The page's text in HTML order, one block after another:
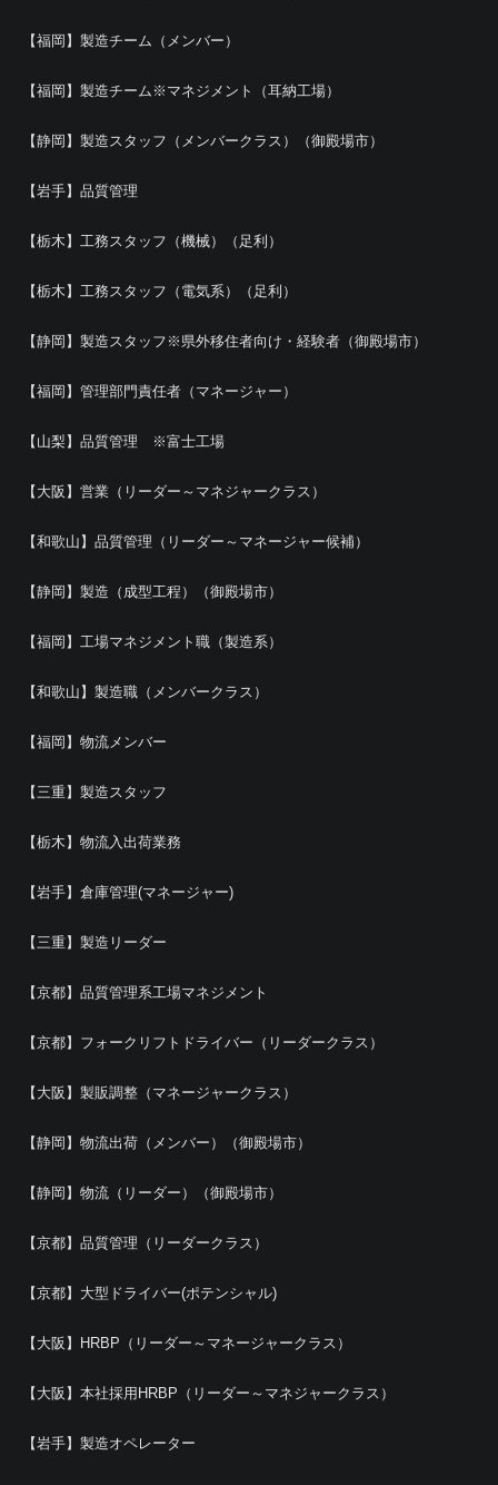
【福岡】製造チーム（メンバー）
【福岡】製造チーム※マネジメント（耳納工場）
【静岡】製造スタッフ（メンバークラス）（御殿場市）
【岩手】品質管理
【栃木】工務スタッフ（機械）（足利）
【栃木】工務スタッフ（電気系）（足利）
【静岡】製造スタッフ※県外移住者向け・経験者（御殿場市）
【福岡】管理部門責任者（マネージャー）
【山梨】品質管理 ※富士工場
【大阪】営業（リーダー～マネジャークラス）
【和歌山】品質管理（リーダー～マネージャー候補）
【静岡】製造（成型工程）（御殿場市）
【福岡】工場マネジメント職（製造系）
【和歌山】製造職（メンバークラス）
【福岡】物流メンバー
【三重】製造スタッフ
【栃木】物流入出荷業務
【岩手】倉庫管理(マネージャー)
【三重】製造リーダー
【京都】品質管理系工場マネジメント
【京都】フォークリフトドライバー（リーダークラス）
【大阪】製販調整（マネージャークラス）
【静岡】物流出荷（メンバー）（御殿場市）
【静岡】物流（リーダー）（御殿場市）
【京都】品質管理（リーダークラス）
【京都】大型ドライバー(ポテンシャル)
【大阪】HRBP（リーダー～マネージャークラス）
【大阪】本社採用HRBP（リーダー～マネジャークラス）
【岩手】製造オペレーター